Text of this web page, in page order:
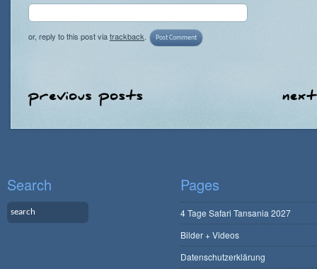
or, reply to this post viatrackback
Search Pages
4 Tage Safari Tansania 2027
Bilder + Videos
Datenschutzerklärung